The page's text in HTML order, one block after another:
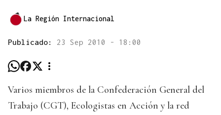
La Región Internacional
Publicado: 23 Sep 2010 - 18:00
Varios miembros de la Confederación General del
Trabajo (CGT), Ecologistas en Acción y la red